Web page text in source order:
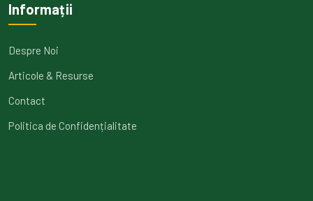
Informații
Despre Noi
Articole & Resurse
Contact
Politica de Confidențialitate